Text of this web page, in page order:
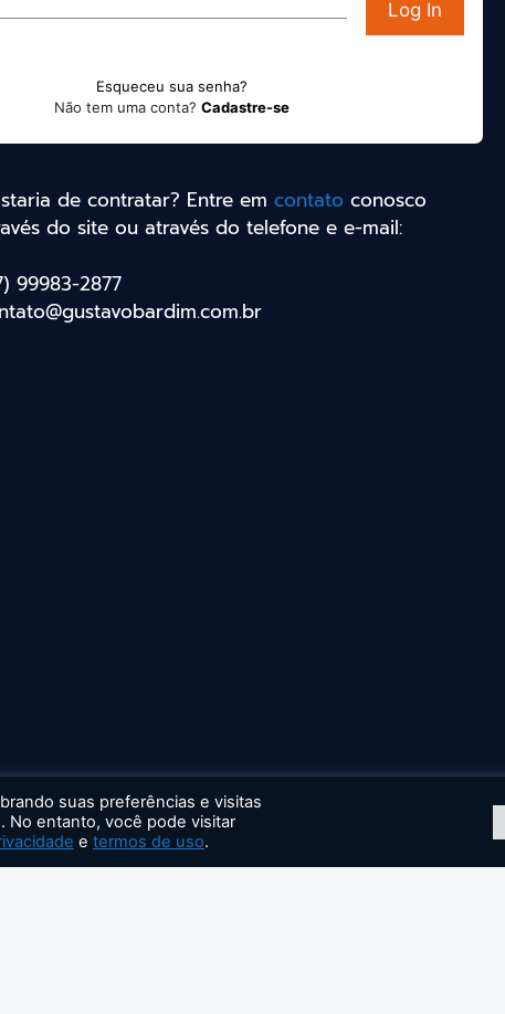
Esqueceu sua senha?
Não tem uma conta?Cadastre-se
de contratar? Entre emcontato conosco
do site ou através do telefone e e-mail:
99983-2877
suas preferências e visitas
No entanto, você pode visitar
e termos de uso.